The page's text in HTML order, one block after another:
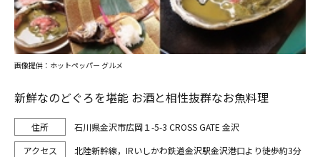
新鮮なのどぐろを堪能 お酒と相性抜群なお魚料理
石川県金沢市広岡１-5-3 CROSS GATE 金沢
北陸新幹線，IRいしかわ鉄道金沢駅金沢港口より徒歩約3分
画像提供：ホットペッパー グルメ